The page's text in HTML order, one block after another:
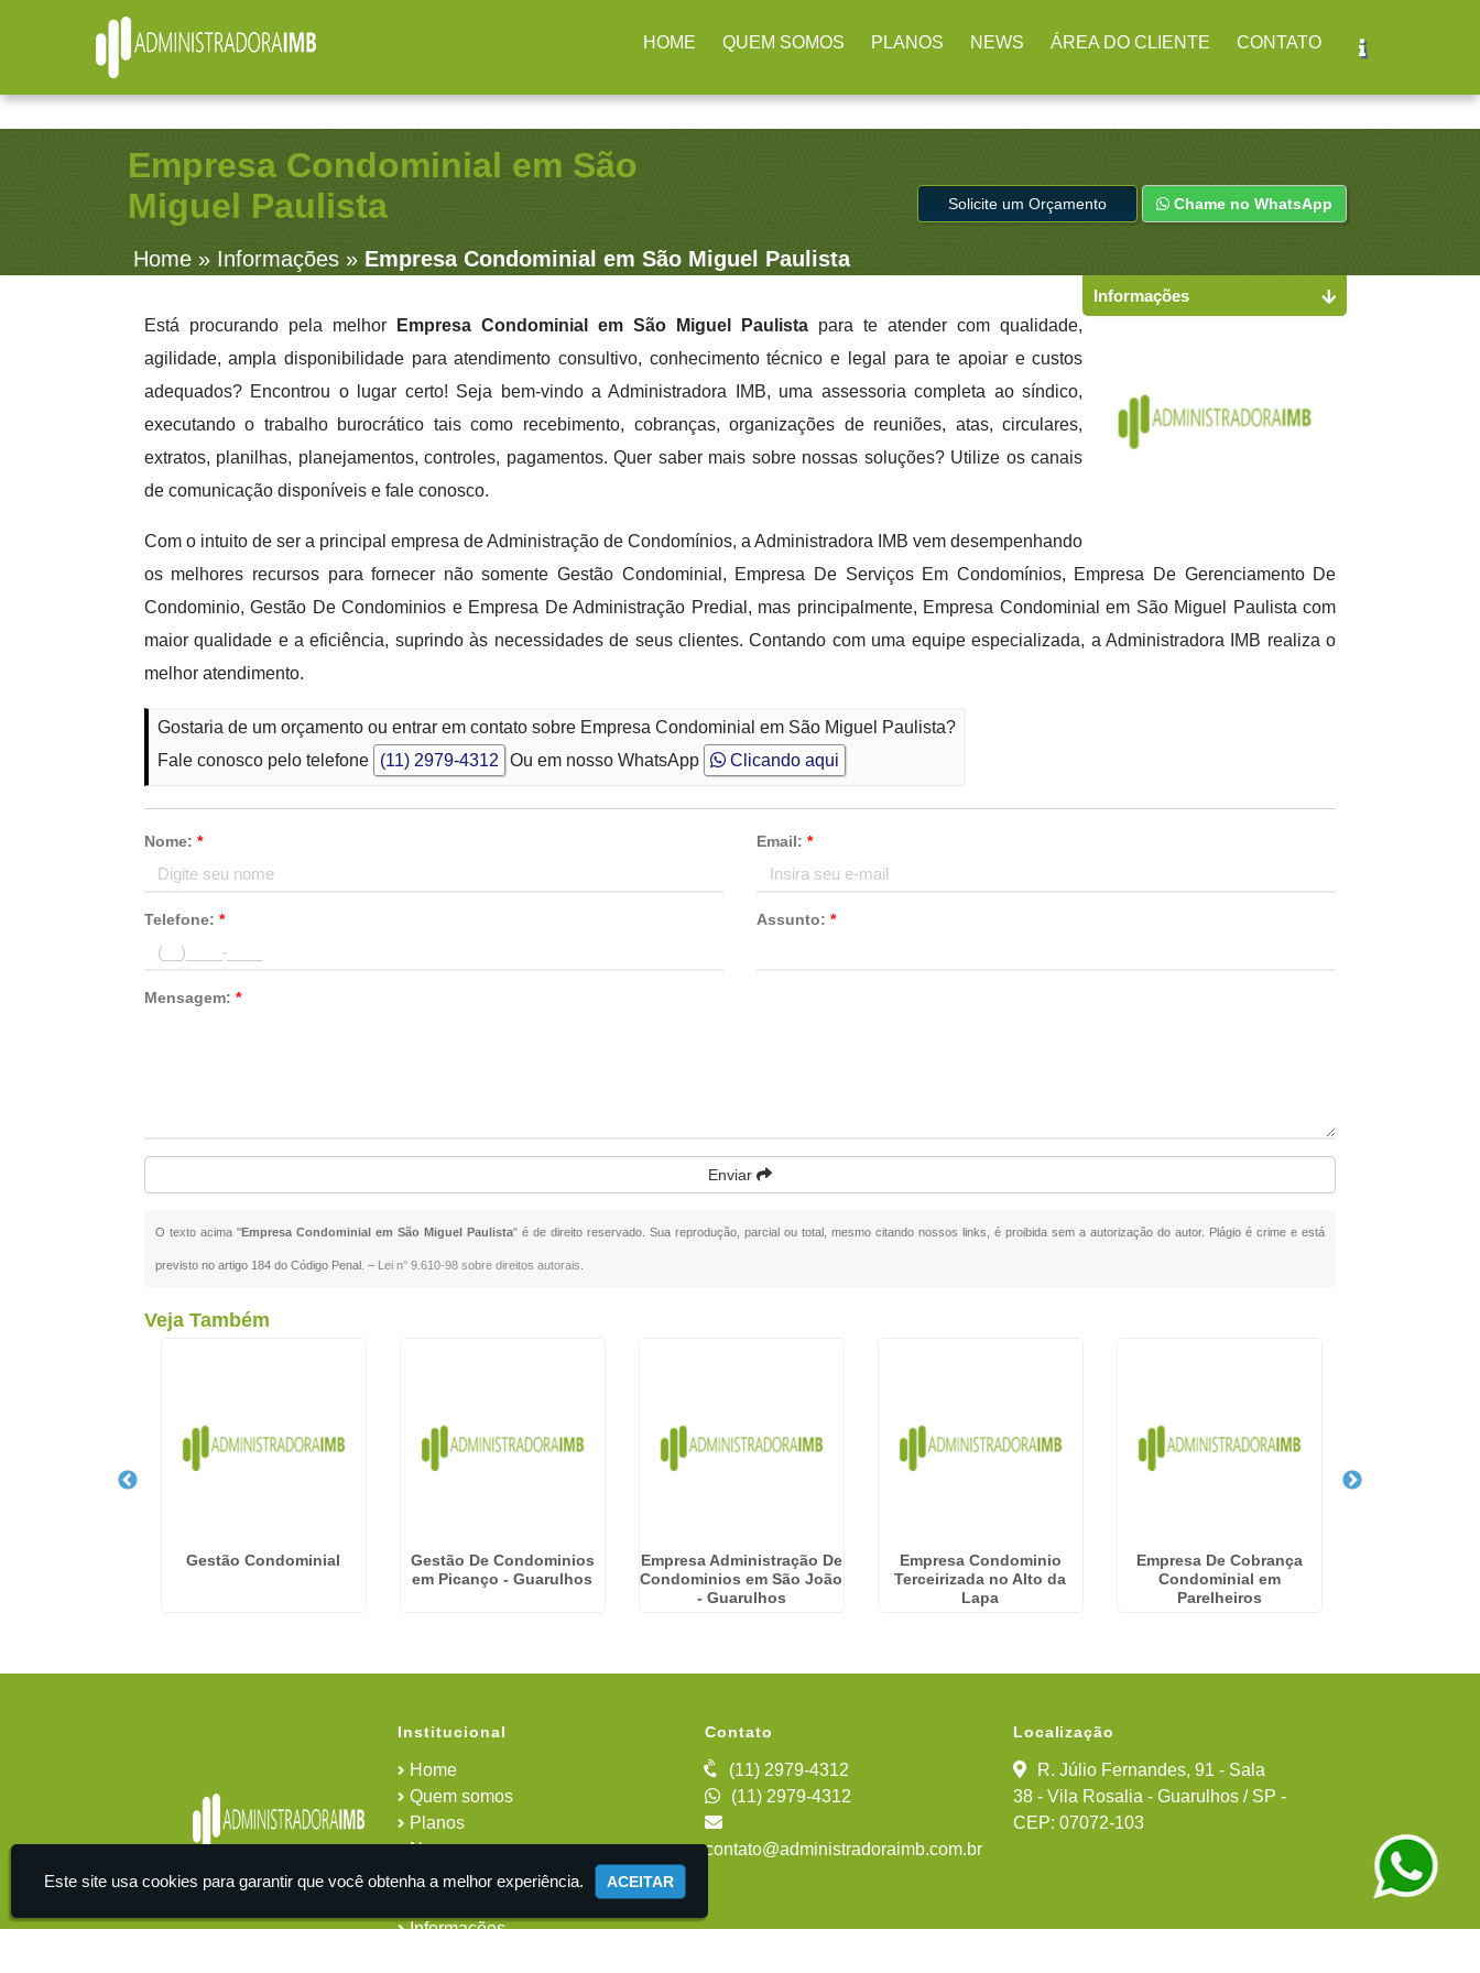
R. Júlio Fernandes, 91 - Sala 38 - Vila Rosalia - Guarulhos / SP
Empresa Condominial em São
Miguel Paulista
Home» Informações » Empresa Condominial em São Miguel Paulista
Solicite um Orçamento Chame no WhatsApp
Está procurando pela melhor Empresa Condominial em São Miguel Paulista para te atender com qualidade,
agilidade, ampla disponibilidade para atendimento consultivo, conhecimento técnico e legal para te apoiar e custos
adequados? Encontrou o lugar certo! Seja bem-vindo a Administradora IMB, uma assessoria completa ao síndico,
executando o trabalho burocrático tais como recebimento, cobranças, organizações de reuniões, atas, circulares,
extratos, planilhas, planejamentos, controles, pagamentos. Quer saber mais sobre nossas soluções? Utilize os canais
de comunicação disponíveis e fale conosco.
Com o intuito de ser a principal empresa de Administração de Condomínios, a Administradora IMB vem desempenhando
os melhores recursos para fornecer não somente Gestão Condominial, Empresa De Serviços Em Condomínios, Empresa De Gerenciamento De
Condominio, Gestão De Condominios e Empresa De Administração Predial, mas principalmente, Empresa Condominial em São Miguel Paulista com
maior qualidade e a eficiência, suprindo às necessidades de seus clientes. Contando com uma equipe especializada, a Administradora IMB realiza o
melhor atendimento.
Gostaria de um orçamento ou entrar em contato sobre Empresa Condominial em São Miguel Paulista?
Fale conosco pelo telefone
(11) 2979-4312 Ou em nosso WhatsApp Clicando aqui
Nome: * Email: *
Telefone: * Assunto: *
Mensagem: *
Enviar
O texto acima "Empresa Condominial em São Miguel Paulista" é de direito reservado. Sua reprodução, parcial ou total, mesmo citando nossos links, é proibida sem a autorização do autor. Plágio é crime e está
previsto no artigo 184 do Código Penal. – Lei n° 9.610-98 sobre direitos autorais
Informações
Veja Também
Gestão Condominial
Gestão De Condominios
em Picanço - Guarulhos
Empresa Administração De
Condominios em São João
- Guarulhos
Empresa Condominio
Terceirizada no Alto da
Lapa
Empresa De Cobrança
Condominial em
Parelheiros
Institucional
Home
Quem somos
Planos
News
Área do cliente
Informações
Contato
(11) 2979-4312
(11) 2979-4312
contato@administradoraimb.com.br
Localização
R. Júlio Fernandes, 91 - Sala
38 - Vila Rosalia - Guarulhos / SP -
CEP: 07072-103
Este site usa cookies para garantir que você obtenha a melhor experiência. ACEITAR